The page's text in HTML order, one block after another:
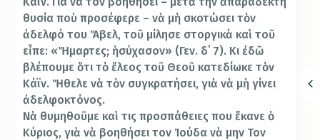
θυσία ποὺ προσέφερε – νὰ μὴ σκοτώσει τὸν
ἀδελφό του Ἄβελ, τοῦ μίλησε στοργικὰ καὶ τοῦ
εἶπε: «Ἥμαρτες; ἡσύχασον» (Γεν. δ΄ 7). Κι ἐδῶ
βλέπουμε ὅτι τὸ ἔλεος τοῦ Θεοῦ κατεδίωκε τὸν
Κάϊν. Ἤθελε νὰ τὸν συγκρατήσει, γιὰ νὰ μὴ γίνει
ἀδελφοκτόνος.
Νὰ θυμηθοῦμε καὶ τις προσπάθειες που ἔκανε ὁ
Κύριος, γιὰ νὰ βοηθήσει τον Ἰούδα νὰ μην Τον